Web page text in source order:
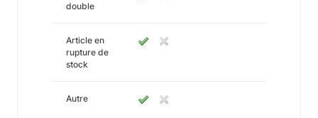
double
Article en
rupture de
stock
Autre